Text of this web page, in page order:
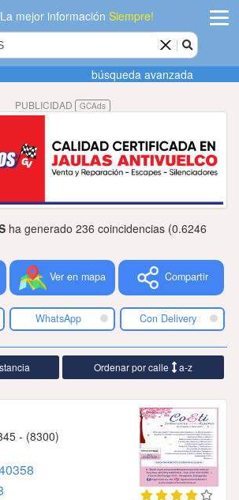
La mejor informaciónSiempre!
Agregar
empresa
Actualizar
datos
Publicidad
Tiendacores
Contactenos
búsqueda avanzada
PUBLICIDAD GCAds
ha generado 236 coincidencias (0.6246
Ver en mapa Compartir
WhatsApp Con Delivery
Ordenar por calle a-z
- (8300)